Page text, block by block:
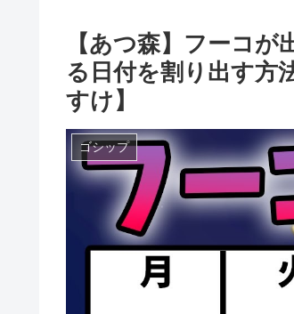
【あつ森】フーコ
る日付を割り出す方
すけ】
ゴシップ